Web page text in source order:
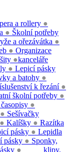
a rollery ●
●
a ořezávátka ●
●
Školní potřeby
●
●
a batohy ●
k řezání ●
školní potřeby ●
Organizace
kanceláře
●
●
● Kalíšky ●
Lepicí pásky
pásky ●
pásky ●
●
Sešívačky
Razítka
Lepidla
Sponky,
klipy,